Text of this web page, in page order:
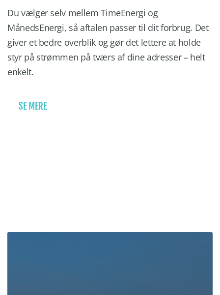
Du vælger selv mellem TimeEnergi og
MånedsEnergi, så aftalen passer til dit forbrug. Det
giver et bedre overblik og gør det lettere at holde
styr på strømmen på tværs af dine adresser – helt
enkelt.
SE MERE